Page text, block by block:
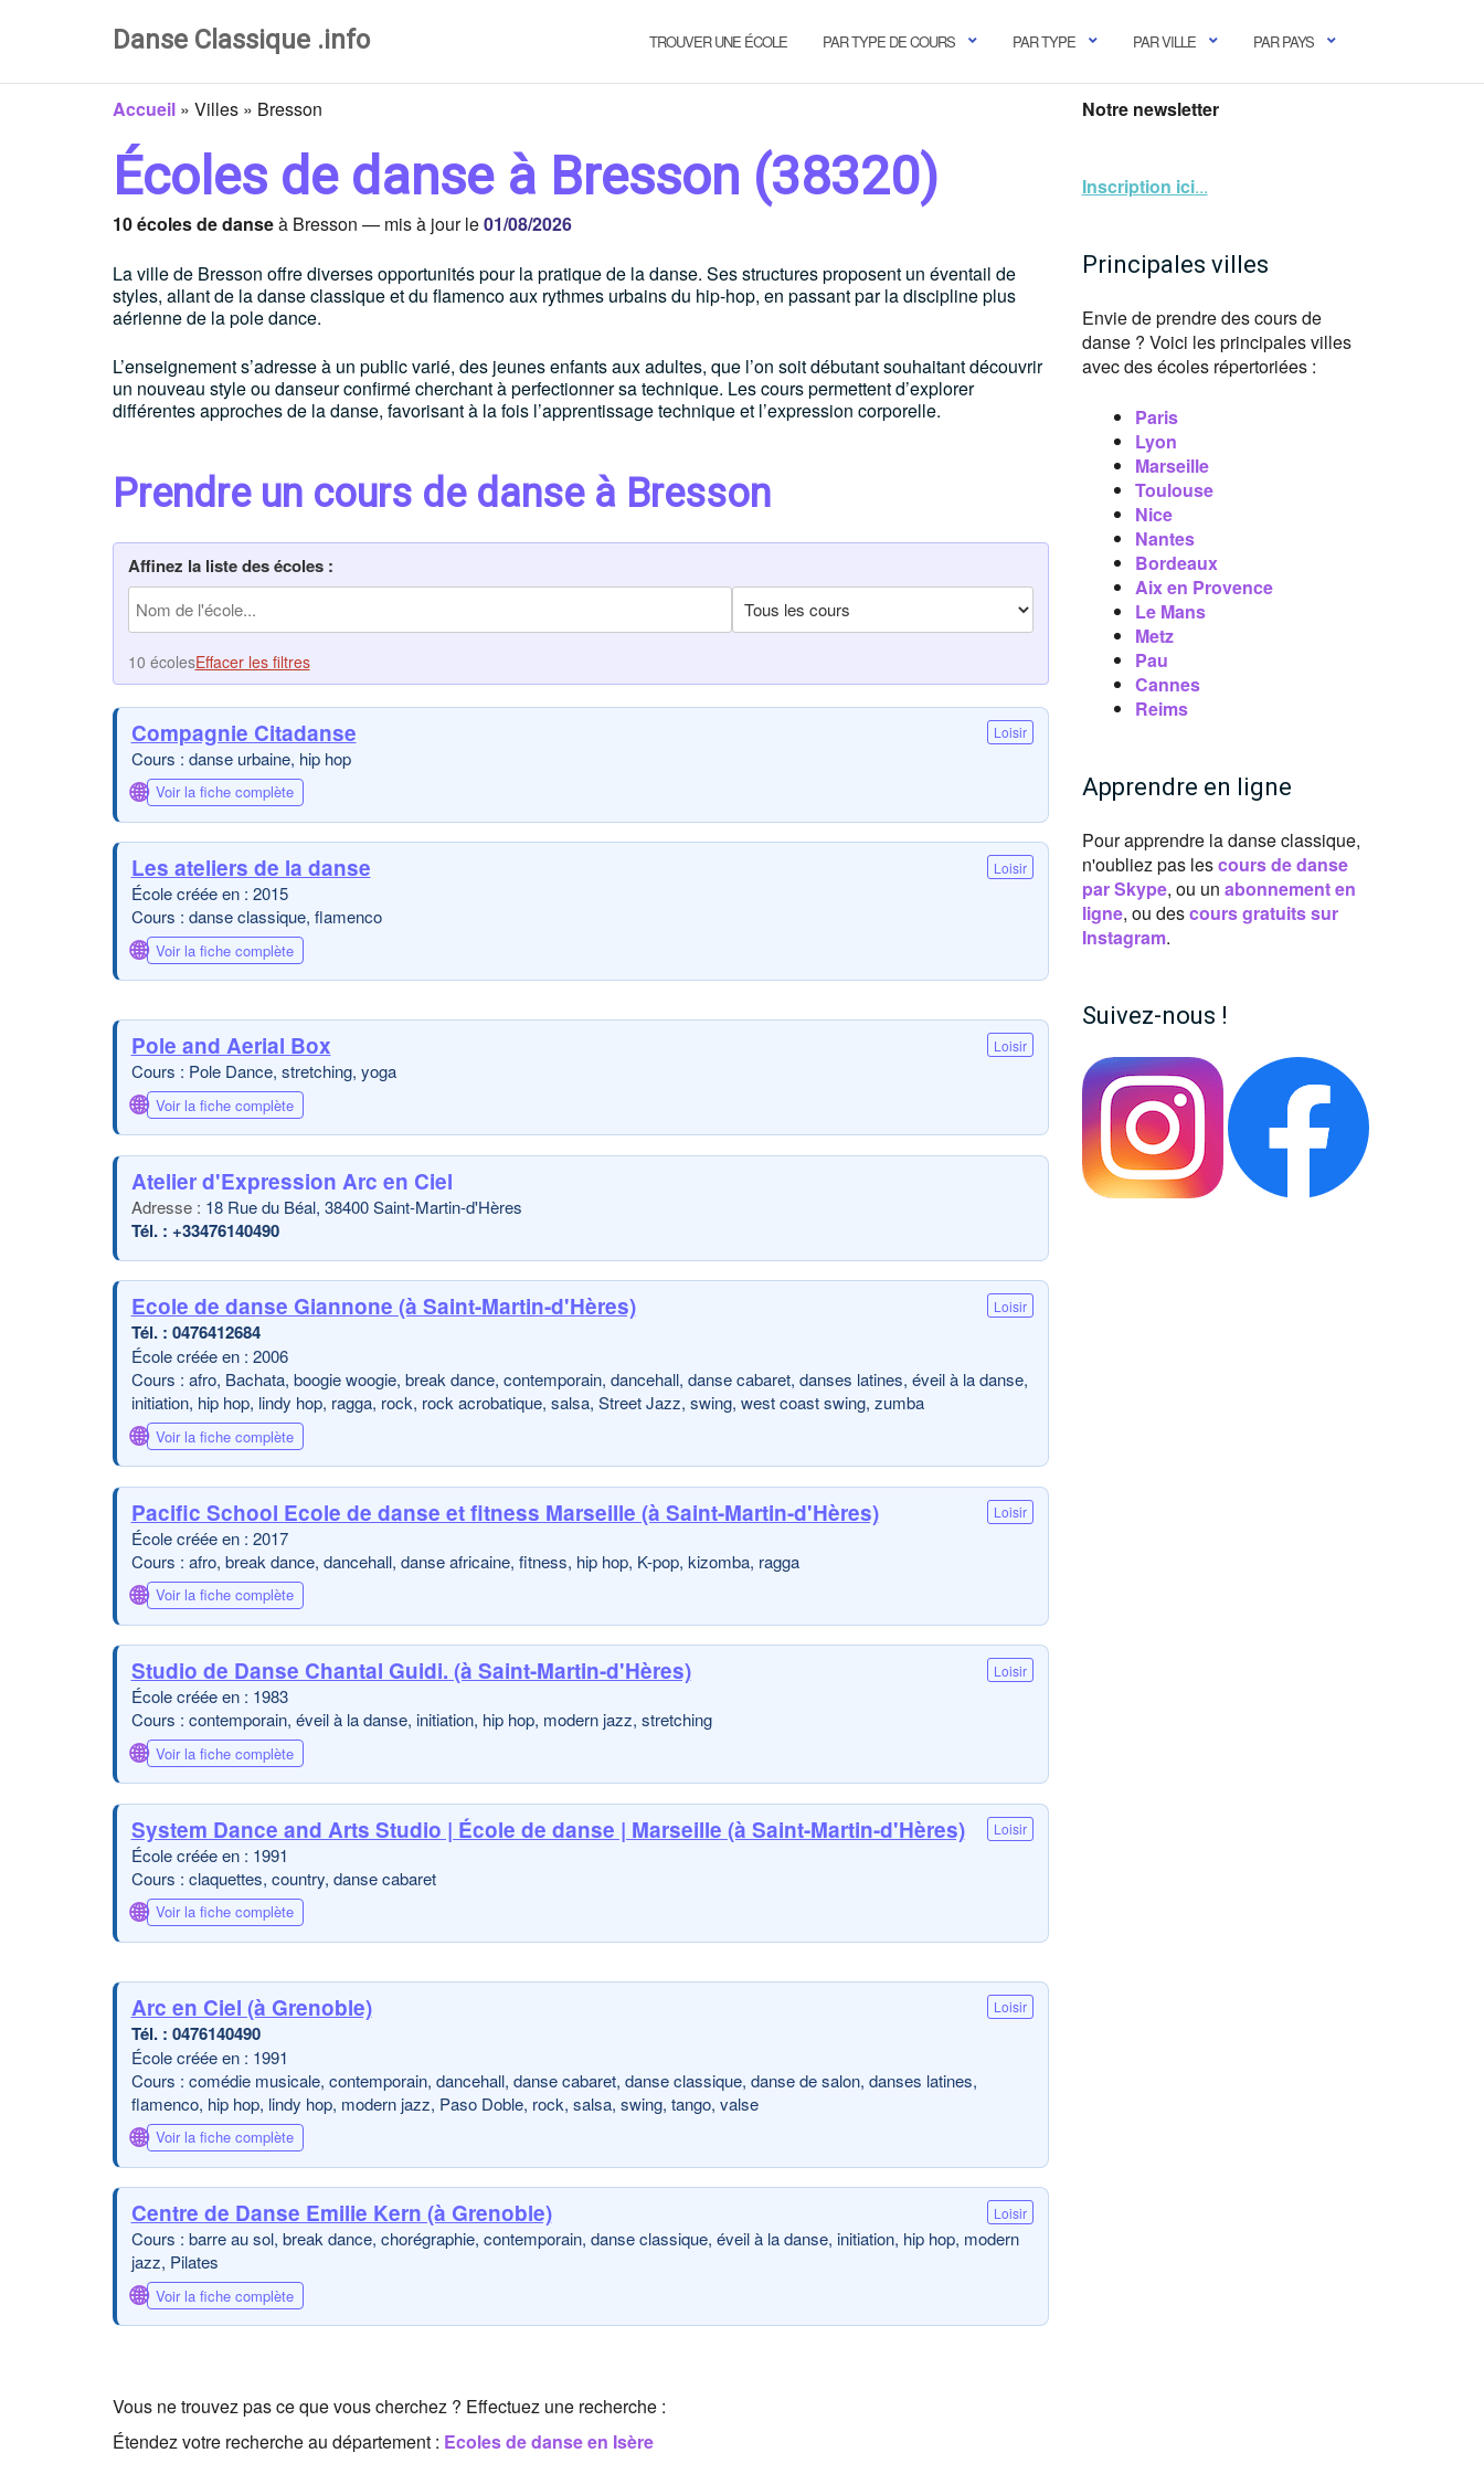
Danse Classique .info TROUVER UNE ÉCOLE PAR TYPE DE COURS PAR TYPE PAR VILLE PAR PAYS
Accueil » Villes » Bresson
Écoles de danse à Bresson (38320)
10 écoles de danseà Bresson — mis à jour le01/08/2026
La ville de Bresson offre diverses opportunités pour la pratique de la danse. Ses structures proposent un éventail de
styles, allant de la danse classique et du flamenco aux rythmes urbains du hip-hop, en passant par la discipline plus
aérienne de la pole dance.
L’enseignement s’adresse à un public varié, des jeunes enfants aux adultes, que l’on soit débutant souhaitant découvrir
un nouveau style ou danseur confirmé cherchant à perfectionner sa technique. Les cours permettent d’explorer
différentes approches de la danse, favorisant à la fois l’apprentissage technique et l’expression corporelle.
Prendre un cours de danse à Bresson
Affinez la liste des écoles :
10 écolesEffacer les filtres
Compagnie Citadanse Loisir
Cours : danse urbaine, hip hop
🌐 Voir la fiche complète
Les ateliers de la danse Loisir
École créée en : 2015
Cours : danse classique, flamenco
🌐 Voir la fiche complète
Pole and Aerial Box Loisir
Cours : Pole Dance, stretching, yoga
🌐 Voir la fiche complète
Atelier d'Expression Arc en Ciel
18 Rue du Béal, 38400 Saint-Martin-d'Hères
+33476140490
Ecole de danse Giannone (à Saint-Martin-d'Hères) Loisir
0476412684
École créée en : 2006
Cours : afro, Bachata, boogie woogie, break dance, contemporain, dancehall, danse cabaret, danses latines, éveil à la danse,
initiation, hip hop, lindy hop, ragga, rock, rock acrobatique, salsa, Street Jazz, swing, west coast swing, zumba
🌐 Voir la fiche complète
Pacific School Ecole de danse et fitness Marseille (à Saint-Martin-d'Hères) Loisir
École créée en : 2017
Cours : afro, break dance, dancehall, danse africaine, fitness, hip hop, K-pop, kizomba, ragga
🌐 Voir la fiche complète
Studio de Danse Chantal Guidi. (à Saint-Martin-d'Hères) Loisir
École créée en : 1983
Cours : contemporain, éveil à la danse, initiation, hip hop, modern jazz, stretching
🌐 Voir la fiche complète
System Dance and Arts Studio | École de danse | Marseille (à Saint-Martin-d'Hères) Loisir
École créée en : 1991
Cours : claquettes, country, danse cabaret
🌐 Voir la fiche complète
Arc en Ciel (à Grenoble) Loisir
0476140490
École créée en : 1991
Cours : comédie musicale, contemporain, dancehall, danse cabaret, danse classique, danse de salon, danses latines,
flamenco, hip hop, lindy hop, modern jazz, Paso Doble, rock, salsa, swing, tango, valse
🌐 Voir la fiche complète
Centre de Danse Emilie Kern (à Grenoble) Loisir
Cours : barre au sol, break dance, chorégraphie, contemporain, danse classique, éveil à la danse, initiation, hip hop, modern
jazz, Pilates
🌐 Voir la fiche complète
Vous ne trouvez pas ce que vous cherchez ? Effectuez une recherche :
Étendez votre recherche au département : Ecoles de danse en Isère
Notre newsletter
Inscription ici...
Principales villes
Envie de prendre des cours de
danse ? Voici les principales villes
avec des écoles répertoriées :
Paris
Lyon
Marseille
Toulouse
Nice
Nantes
Bordeaux
Aix en Provence
Le Mans
Metz
Pau
Cannes
Reims
Apprendre en ligne
Pour apprendre la danse classique,
n'oubliez pas lescours de danse
par Skype, ou un abonnement en
ligne, ou descours gratuits sur
Instagram.
Suivez-nous !